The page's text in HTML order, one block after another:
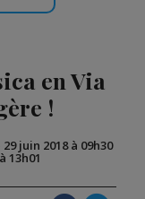
en Via
!
29 juin 2018 à 09h30
13h01